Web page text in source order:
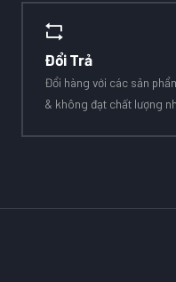
Đổi Trả
Đổi hàng với các sản
& không đạt chất lượng